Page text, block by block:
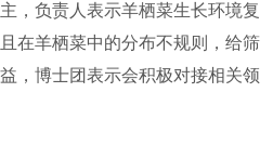
负责人表示羊栖菜生长环境复
在羊栖菜中的分布不规则，给筛
，博士团表示会积极对接相关领